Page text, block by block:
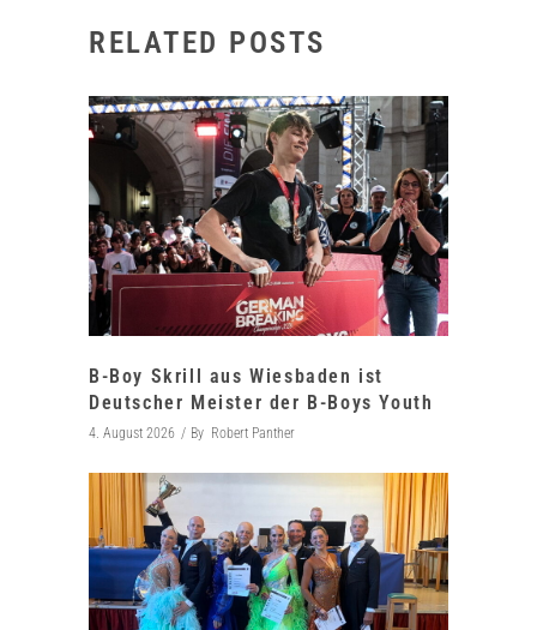
RELATED POSTS
B-Boy Skrill aus Wiesbaden ist
Deutscher Meister der B-Boys Youth
4. August 2026 By Robert Panther